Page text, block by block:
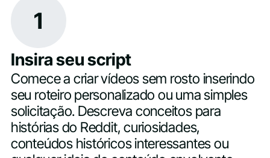
1
Insira seu script
Comece a criar vídeos sem rosto inserindo
seu roteiro personalizado ou uma simples
solicitação. Descreva conceitos para
histórias do Reddit, curiosidades,
conteúdos históricos interessantes ou